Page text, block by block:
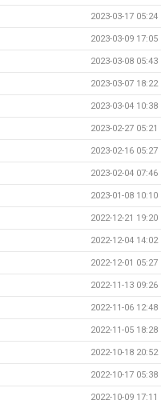
2023-03-17 05:24
2023-03-09 17:05
2023-03-08 05:43
2023-03-07 18:22
2023-03-04 10:38
2023-02-27 05:21
2023-02-16 05:27
2023-02-04 07:46
2023-01-08 10:10
2022-12-21 19:20
2022-12-04 14:02
2022-12-01 05:27
2022-11-13 09:26
2022-11-06 12:48
2022-11-05 18:28
2022-10-18 20:52
2022-10-17 05:38
2022-10-09 17:11